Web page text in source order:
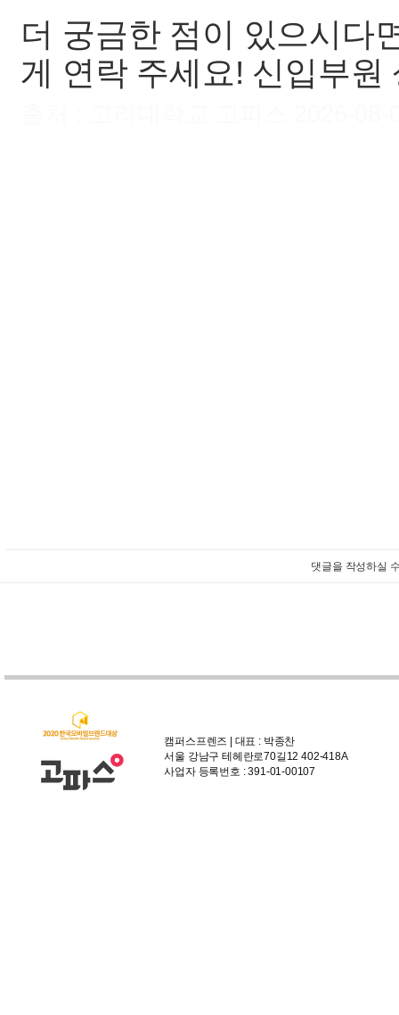
더 궁금한 점이 있으시다
게 연락 주세요! 신입부
댓글을 작성하실
캠퍼스프렌즈 | 대표 : 박종찬
서울 강남구 테헤란로70길12 402-418A
사업자 등록번호 : 391-01-00107